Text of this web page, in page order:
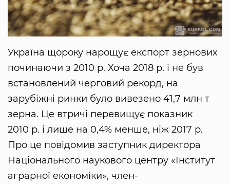
Україна щороку нарощує експорт зернових
починаючи з 2010 р. Хоча 2018 р. і не був
встановлений черговий рекорд, на
зарубіжні ринки було вивезено 41,7 млн т
зерна. Це втричі перевищує показник
2010 р. і лише на 0,4% менше, ніж 2017 р.
Про це повідомив заступник директора
Національного наукового центру «Інститут
аграрної економіки», член-